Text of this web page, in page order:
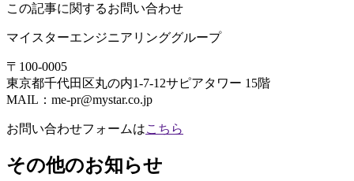
この記事に関するお問い合わせ
マイスターエンジニアリンググループ
〒100-0005
東京都千代田区丸の内1-7-12サピアタワー 15階
MAIL：me-pr@mystar.co.jp
お問い合わせフォームはこちら
その他のお知らせ